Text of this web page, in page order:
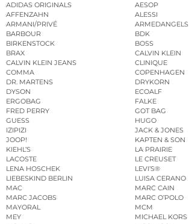
ADIDAS ORIGINALS
AESOP
AFFENZAHN
ALESSI
ARMANI/PRIVÉ
ARMEDANGELS
BARBOUR
BDK
BIRKENSTOCK
BOSS
BRAX
CALVIN KLEIN
CALVIN KLEIN JEANS
CLINIQUE
COMMA
COPENHAGEN
DR. MARTENS
DRYKORN
DYSON
ECOALF
ERGOBAG
FALKE
FRED PERRY
GOT BAG
GUESS
HUGO
IZIPIZI
JACK & JONES
JOOP!
KAPTEN & SON
KIEHL’S
LA PRAIRIE
LACOSTE
LE CREUSET
LENA HOSCHEK
LEVI’S®
LIEBESKIND BERLIN
LUISA CERANO
MAC
MARC CAIN
MARC JACOBS
MARC O’POLO
MAYORAL
MCM
MEY
MICHAEL KORS